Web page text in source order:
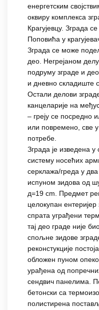
енергетским
оквиру комплекса
Крагујевцу. Зграда
Поповића у
Зграда се може
део. Негрејаном
подруму зграде и
и дневно складиште
Остали делови
канцеларије на
– греју се посредно
или повремено, све
потребе.
Зграда је изведена у
систему носећих
серклажа/греда у
испуном зидова од
д=19 cm. Предмет
целокупан
спрата уграђени
тај део граде није
спољне зидове
реконстукције
обложен пуном
урађена од
сендвич панелима.
бетонски са
полистирена